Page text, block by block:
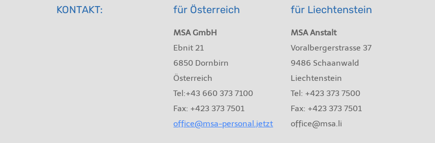
KONTAKT: für Österreich
MSA GmbH
Ebnit 21
6850 Dornbirn
Österreich
Tel:+43 660 373 7100
Fax: +423 373 7501
office@msa-personal.jetzt
für Liechtenstein
MSA Anstalt
Voralbergerstrasse 37
9486 Schaanwald
Liechtenstein
Tel: +423 373 7500
Fax: +423 373 7501
office@msa.li